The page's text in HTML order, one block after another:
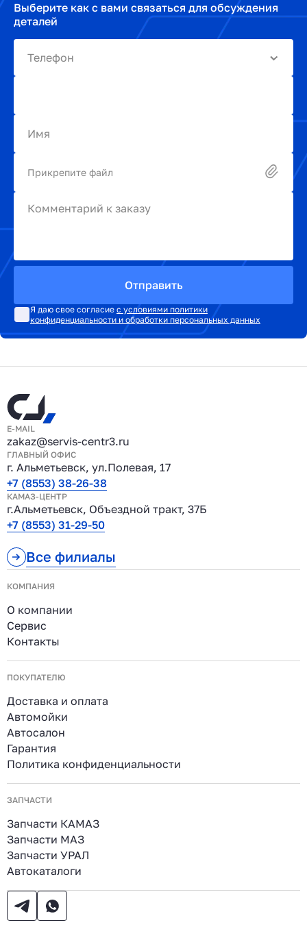
Выберите как с вами связаться для обсуждения
деталей
Телефон
Имя
Прикрепите файл
Комментарий к заказу
Отправить
Я даю свое согласие с условиями политики
конфиденциальности и обработки персональных данных
E-MAIL
zakaz@servis-centr3.ru
ГЛАВНЫЙ ОФИС
г. Альметьевск, ул.Полевая, 17
+7 (8553) 38-26-38
КАМАЗ-ЦЕНТР
г.Альметьевск, Объездной тракт, 37Б
+7 (8553) 31-29-50
Все филиалы
КОМПАНИЯ
О компании
Сервис
Контакты
ПОКУПАТЕЛЮ
Доставка и оплата
Автомойки
Автосалон
Гарантия
Политика конфиденциальности
ЗАПЧАСТИ
Запчасти КАМАЗ
Запчасти МАЗ
Запчасти УРАЛ
Автокаталоги